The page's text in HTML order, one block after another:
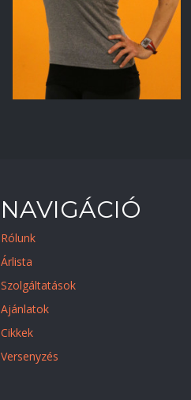
NAVIGÁCIÓ
Rólunk
Árlista
Szolgáltatások
Ajánlatok
Cikkek
Versenyzés